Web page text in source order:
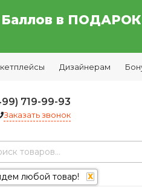
в
Дизайнерам
719-99-93
Заказать звонок
любой товар! X